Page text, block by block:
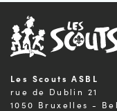
Les Scouts ASBL
rue de Dublin 21
1050 Bruxelles -